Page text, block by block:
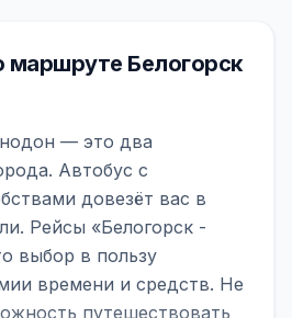
Белогорск
— это два
Автобус с
довезёт вас в
Рейсы «Белогорск -
выбор в пользу
времени и средств. Не
путешествовать